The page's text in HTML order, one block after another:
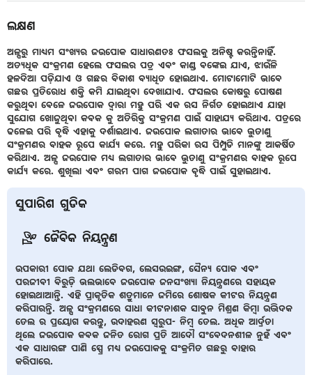
ଲକ୍ଷଣ
ଅଳ୍ପରୁ ମାଧ୍ୟମ ସଂଖ୍ୟର ଜଉପୋକ ସାଧାରଣତଃ ଫସଲକୁ ଅନିଷ୍ଟ କରନ୍ତିନାହିଁ.
ଅତ୍ୟଧିକ ସଂକ୍ରମଣ ହେଲେ ଫସଲର ପତ୍ର ଏବଂ କାଣ୍ଡ ବଙ୍କେଇ ଯାଏ, ଝାଉଁଳି
ହଳଦିଆ ପଡ଼ିଯାଏ ଓ ଗଛର ବିକାଶ ବ୍ୟାଧିତ ହୋଇଥାଏ. ମୋଟାମୋଟି ଭାବେ
ଗଛର ପ୍ରତିରୋଧ ଶକ୍ତି କମି ଯାଇଥିବା ଦେଖାଯାଏ. ଫସଲର କୋଷରୁ ପୋଷଣ
କରୁଥିବା ବେଳେ ଜଉପୋକ ଦ୍ୱାରା ମହୁ ପରି ଏକ ରସ ନିର୍ଗତ ହୋଇଥାଏ ଯାହା
ସୁଯୋଗ ଖୋଜୁଥିବା କବକ କୁ ଅତିରିକ୍ତ ସଂକ୍ରମଣ ପାଇଁ ସାହାଯ୍ୟ କରିଥାଏ. ପତ୍ରରେ
ଢଳେଇ ପରି ବୃଦ୍ଧି ଏହାକୁ ଦର୍ଶାଇଥାଏ. ଜଉପୋକ ଲଗାତାର ଭାବେ ଭୁତାଣୁ
ସଂକ୍ରମଣର ବାହକ ରୂପେ କାର୍ଯ୍ୟ କରେ. ମହୁ ପରିକା ରସ ପିମ୍ପୁଡି ମାନଙ୍କୁ ଆକର୍ଷିତ
କରିଥାଏ. ଅଳ୍ପ ଜଉପୋକ ମଧ୍ୟ ଲଗାତାର ଭାବେ ଭୁତାଣୁ ସଂକ୍ରମଣର ବାହକ ରୂପେ
କାର୍ଯ୍ୟ କରେ. ଶୁଖିଲା ଏବଂ ଗରମ ପାଗ ଜଉପୋକ ବୃଦ୍ଧି ପାଇଁ ସୁହାଇଥାଏ.
ସୁପାରିଶ ଗୁଡିକ
ଜୈବିକ ନିୟନ୍ତ୍ରଣ
ଉପକାରୀ ପୋକ ଯଥା ଲେଡିବଗ, ଲେସଉଇଙ୍ଗ, ସୈନ୍ୟ ପୋକ ଏବଂ
ପରଜୀବୀ ବିରୁଡ଼ି ଭଲଭାବେ ଜଉପୋକ ଜନସଂଖ୍ୟା ନିୟନ୍ତ୍ରଣରେ ସହାୟକ
ହୋଇଥାଆନ୍ତି. ଏହି ପ୍ରାକୃତିକ ଶତ୍ରୁମାନେ ଜମିରେ ଶୋଷକ କୀଟର ନିୟନ୍ତ୍ରଣ
କରିପାରନ୍ତି. ଅଳ୍ପ ସଂକ୍ରମଣରେ ସାଧା କୀଟନାଶକ ସାବୁନ ମିଶ୍ରଣ କିମ୍ବା ଉଦ୍ଭିଦକ
ତେଲ ର ପ୍ରୟୋଗ କରନ୍ତୁ, ଉଦାହରଣ ସ୍ୱରୁପ- ନିମ୍ବ ତେଲ. ଅଧିକ ଆର୍ଦ୍ରତା
ଥିଲେ ଜଉପୋକ କବକ ଜନିତ ରୋଗ ପ୍ରତି ଆଦୌ ସଂବେଦନଶୀଳ ନୁହଁ ଏବଂ
ଏକ ସାଧାରଙ୍ଗ ପାଣି ସ୍ପ୍ରେ ମଧ୍ୟ ଜଉପୋକକୁ ସଂକ୍ରମିତ ଗଛରୁ ବାହାର
କରିପାରେ.